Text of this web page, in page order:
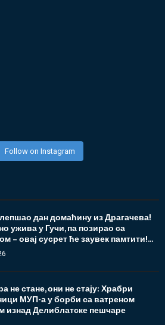
Follow on Instagram
дан домаћину из Драгачева!
ужива у Гучи, па позирао са
– овај сусрет ће заувек памтити!...
не стане, они не стају: Храбри
МУП-а у борби са ватреном
изнад Делиблатске пешчаре